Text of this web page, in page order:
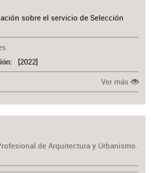
sobre el servicio de Selección
[2022]
Ver más
de Arquitectura y Urbanismo.